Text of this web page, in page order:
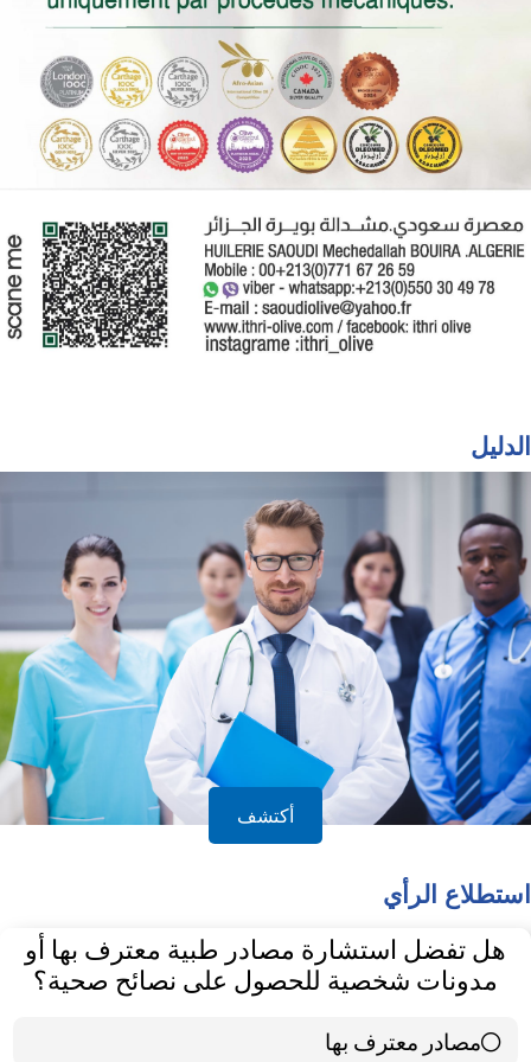
الدليل
أكتشف
استطلاع الرأي
هل تفضل استشارة مصادر طبية معترف بها أو
مدونات شخصية للحصول على نصائح صحية؟
مصادر معترف بها
39 ( 65 % )